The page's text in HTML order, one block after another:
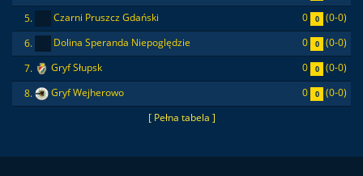
[ Pełna tabela ]
5.
Czarni Pruszcz Gdański 0 0
(0-0)
6.
Dolina Speranda Niepoględzie 0 0
(0-0)
7.
Gryf Słupsk 0 0
(0-0)
8.
Gryf Wejherowo 0 0 (0-0)